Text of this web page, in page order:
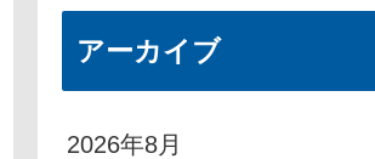
アーカイブ
2026年8月